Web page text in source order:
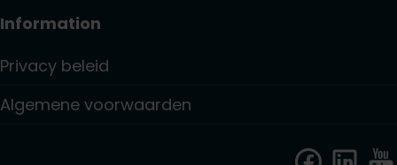
Information
Privacy beleid
Algemene voorwaarden